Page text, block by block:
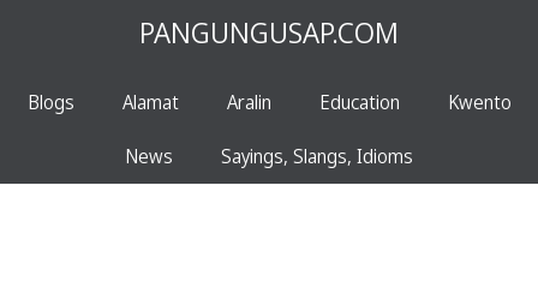
PANGUNGUSAP.COM
Blogs Alamat Aralin Education Kwento
News Sayings, Slangs, Idioms